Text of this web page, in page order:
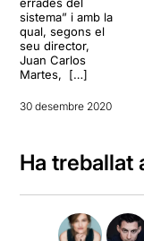
errades del
sistema” i amb la
qual, segons el
seu director,
Juan Carlos
Martes, […]
30 desembre 2020
Ha treballat